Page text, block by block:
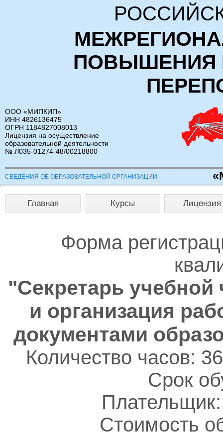
ПОВЫШЕНИЯ
ООО «МИПКИП»
ИНН 4826136475
ОГРН 1184827008013
Лицензия на осуществление
образовательной деятельности
№ Л035-01274-48/00218800
СВЕДЕНИЯ ОБ ОБРАЗОВАТЕЛЬНОЙ ОРГАНИЗАЦИИ
Главная Курсы Лицензия
Форма
"Секретарь учебной
и организация
документами
Количество часов:
Срок
Стоимость